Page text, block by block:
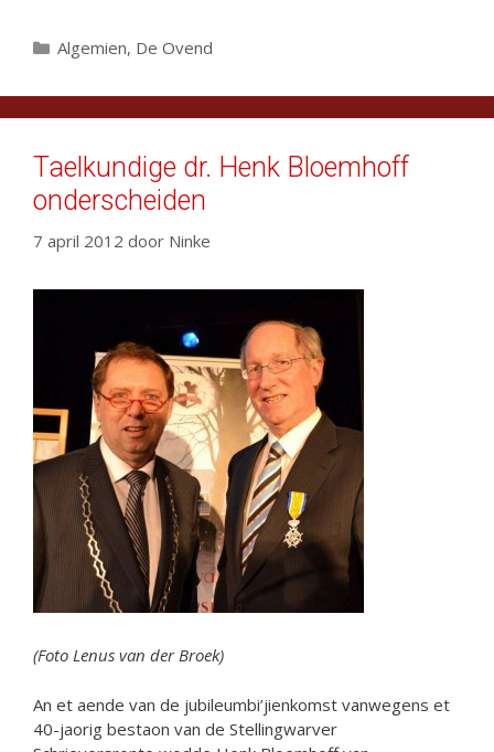
Categorieën
Algemien, De Ovend
Taelkundige dr. Henk Bloemhoff
onderscheiden
7 april 2012 door Ninke
(Foto Lenus van der Broek)
An et aende van de jubileumbi’jienkomst vanwegens et
40-jaorig bestaon van de Stellingwarver